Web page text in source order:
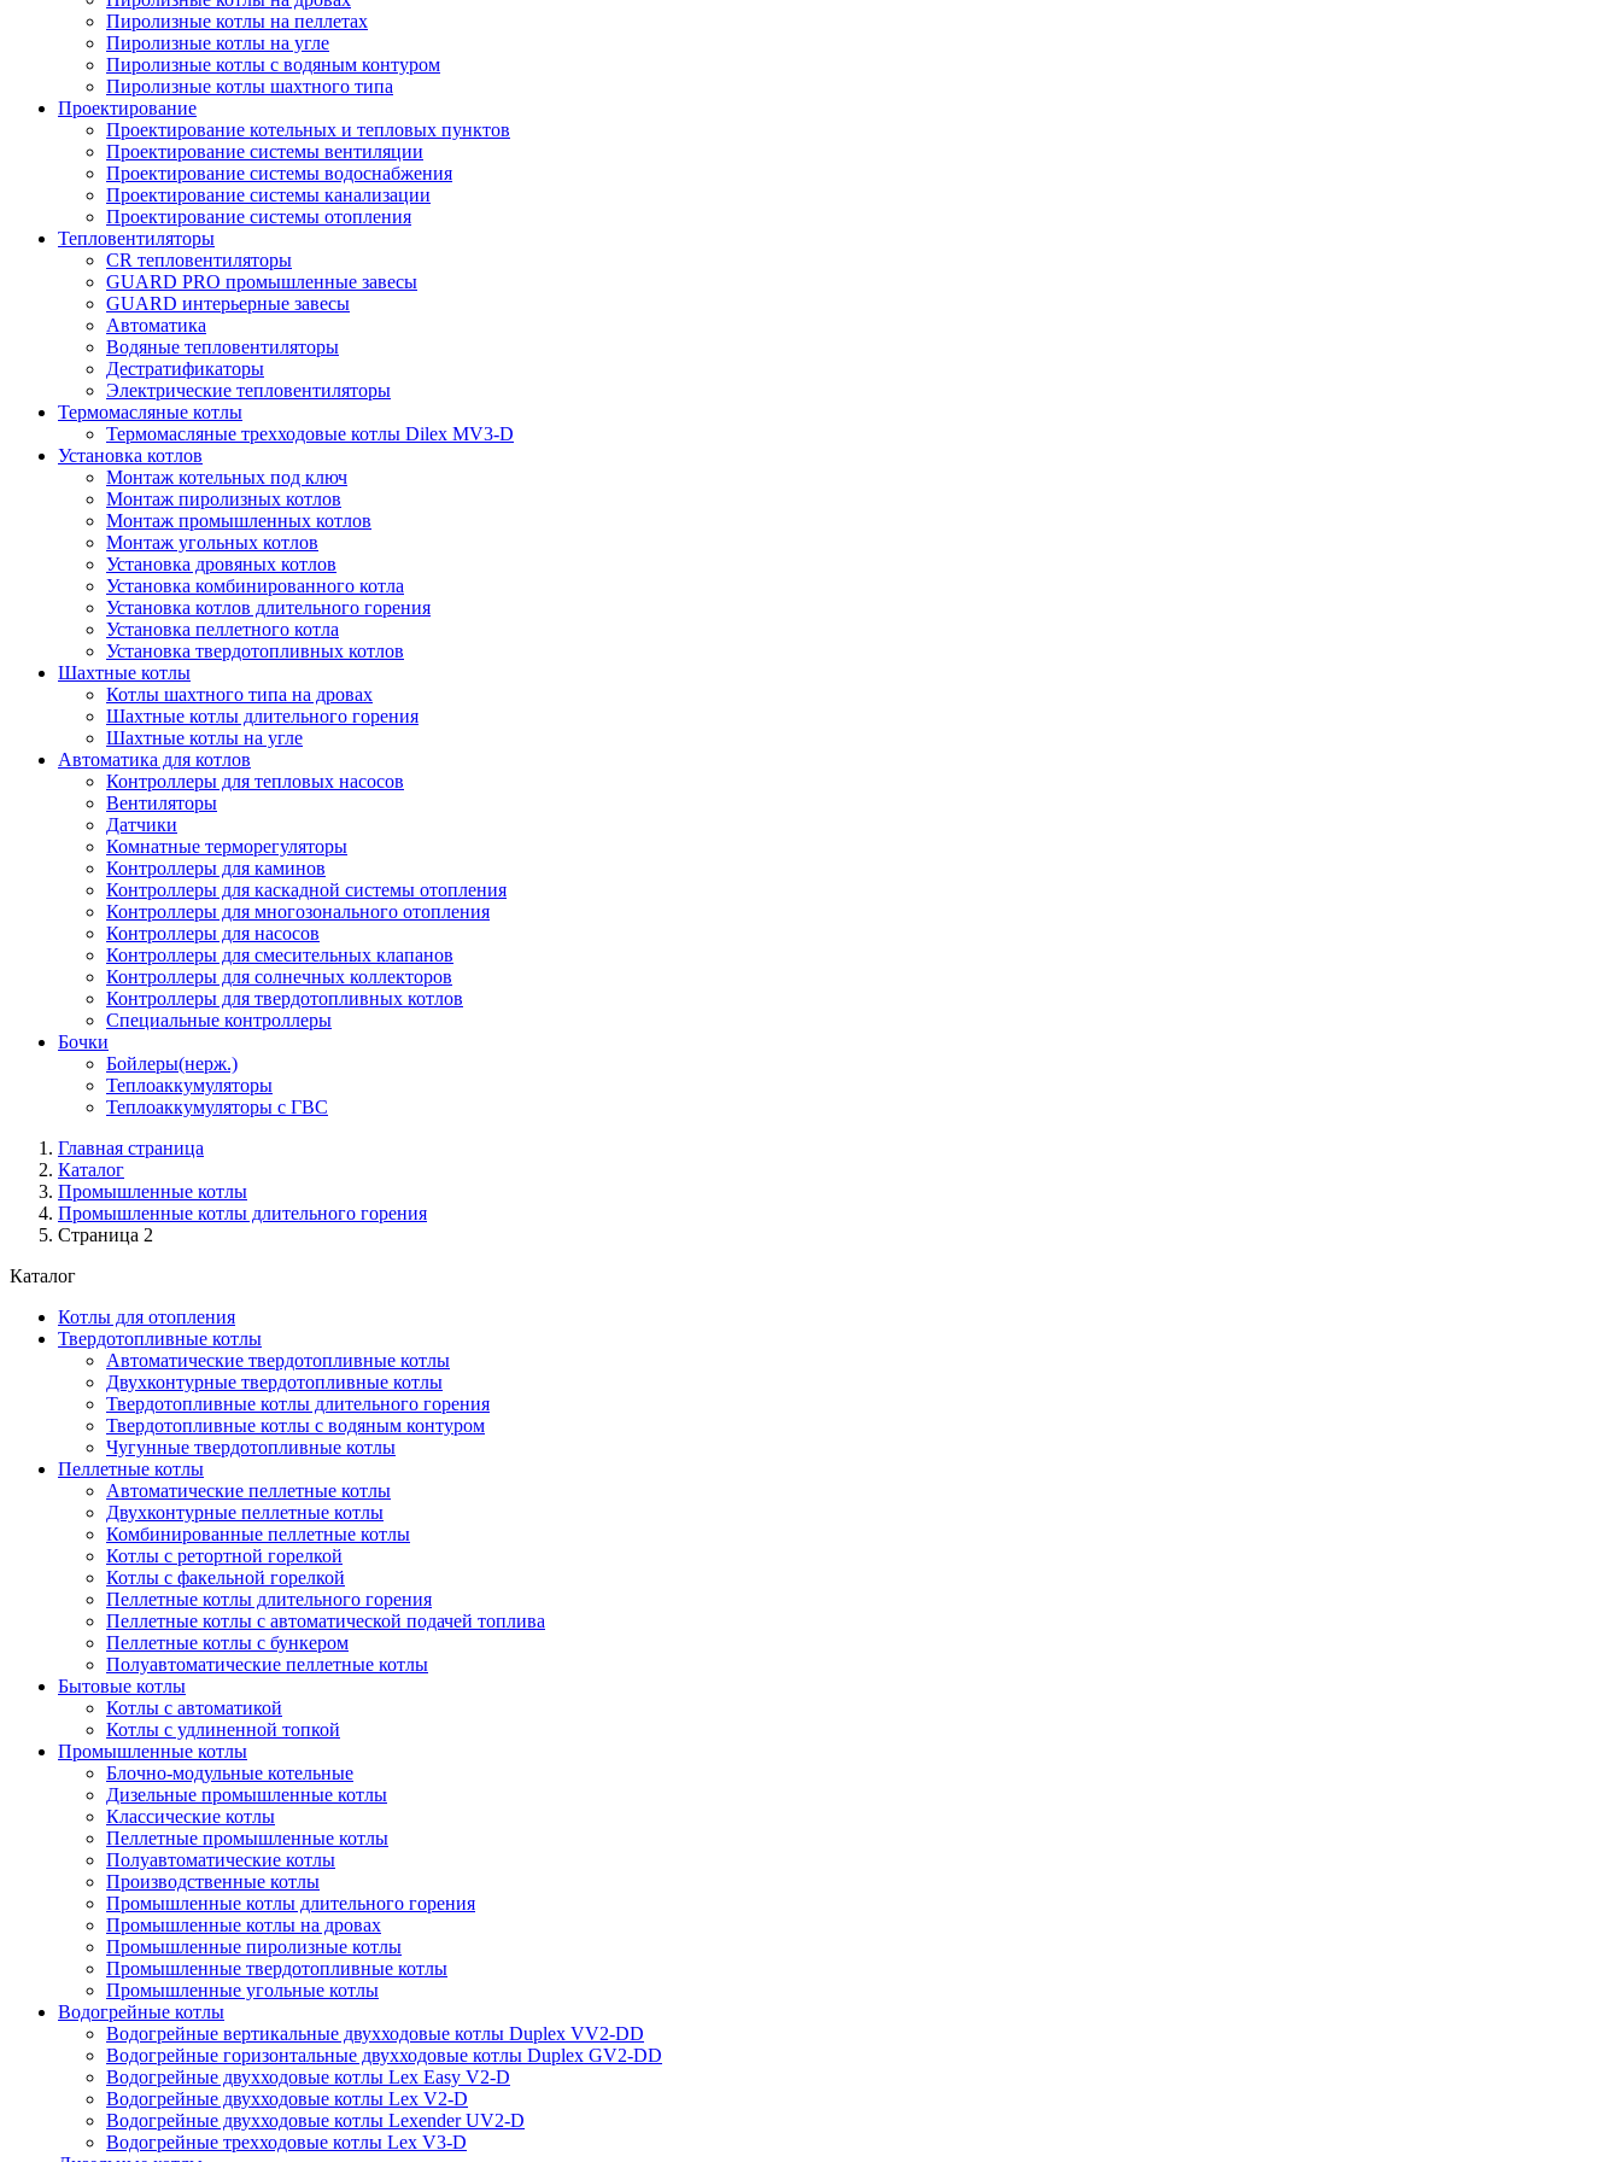
Пиролизные котлы на пеллетах
Пиролизные котлы на угле
Пиролизные котлы с водяным контуром
Пиролизные котлы шахтного типа
Проектирование
Проектирование котельных и тепловых пунктов
Проектирование системы вентиляции
Проектирование системы водоснабжения
Проектирование системы канализации
Проектирование системы отопления
Тепловентиляторы
CR тепловентиляторы
GUARD PRO промышленные завесы
GUARD интерьерные завесы
Автоматика
Водяные тепловентиляторы
Дестратификаторы
Электрические тепловентиляторы
Термомасляные котлы
Термомасляные трехходовые котлы Dilex MV3-D
Установка котлов
Монтаж котельных под ключ
Монтаж пиролизных котлов
Монтаж промышленных котлов
Монтаж угольных котлов
Установка дровяных котлов
Установка комбинированного котла
Установка котлов длительного горения
Установка пеллетного котла
Установка твердотопливных котлов
Шахтные котлы
Котлы шахтного типа на дровах
Шахтные котлы длительного горения
Шахтные котлы на угле
Автоматика для котлов
Контроллеры для тепловых насосов
Вентиляторы
Датчики
Комнатные терморегуляторы
Контроллеры для каминов
Контроллеры для каскадной системы отопления
Контроллеры для многозонального отопления
Контроллеры для насосов
Контроллеры для смесительных клапанов
Контроллеры для солнечных коллекторов
Контроллеры для твердотопливных котлов
Специальные контроллеры
Бочки
Бойлеры(нерж.)
Теплоаккумуляторы
Теплоаккумуляторы с ГВС
Главная страница
Каталог
Промышленные котлы
Промышленные котлы длительного горения
Страница 2
Каталог
Котлы для отопления
Твердотопливные котлы
Автоматические твердотопливные котлы
Двухконтурные твердотопливные котлы
Твердотопливные котлы длительного горения
Твердотопливные котлы с водяным контуром
Чугунные твердотопливные котлы
Пеллетные котлы
Автоматические пеллетные котлы
Двухконтурные пеллетные котлы
Комбинированные пеллетные котлы
Котлы с ретортной горелкой
Котлы с факельной горелкой
Пеллетные котлы длительного горения
Пеллетные котлы с автоматической подачей топлива
Пеллетные котлы с бункером
Полуавтоматические пеллетные котлы
Бытовые котлы
Котлы с автоматикой
Котлы с удлиненной топкой
Промышленные котлы
Блочно-модульные котельные
Дизельные промышленные котлы
Классические котлы
Пеллетные промышленные котлы
Полуавтоматические котлы
Производственные котлы
Промышленные котлы длительного горения
Промышленные котлы на дровах
Промышленные пиролизные котлы
Промышленные твердотопливные котлы
Промышленные угольные котлы
Водогрейные котлы
Водогрейные вертикальные двухходовые котлы Duplex VV2-DD
Водогрейные горизонтальные двухходовые котлы Duplex GV2-DD
Водогрейные двухходовые котлы Lex Easy V2-D
Водогрейные двухходовые котлы Lex V2-D
Водогрейные двухходовые котлы Lexender UV2-D
Водогрейные трехходовые котлы Lex V3-D